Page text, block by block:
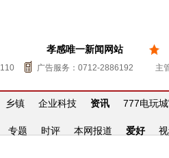
孝感唯一新闻网站
广告服务：0712-2886192 主
乡镇 企业科技 资讯 777电玩
专题 时评 本网报道 爱好